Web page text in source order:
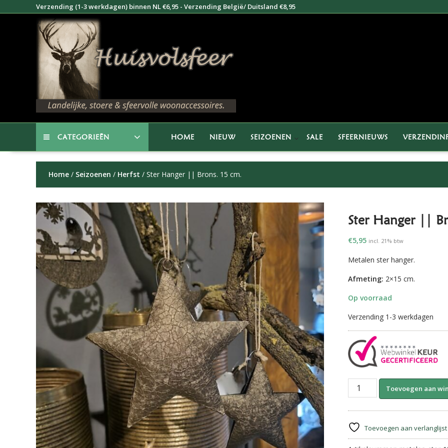
naar
Verzending (1-3 werkdagen) binnen NL €6,95 - Verzending België/ Duitsland €8,95
CATEGORIEËN HOME NIEUW SEIZOENEN SALE SFEERNIEUWS
Home / Seizoenen / Herfst / Ster Hanger || Brons. 15 cm.
Ster Hanger ||
€5,95 incl. 21% btw
Metalen ster hanger.
Afmeting: 2×15 cm.
Op voorraad
Verzending 1-3 werkdagen
Ster
15
cm.
Toevoegen aan
Toevoegen aan verlanglijst